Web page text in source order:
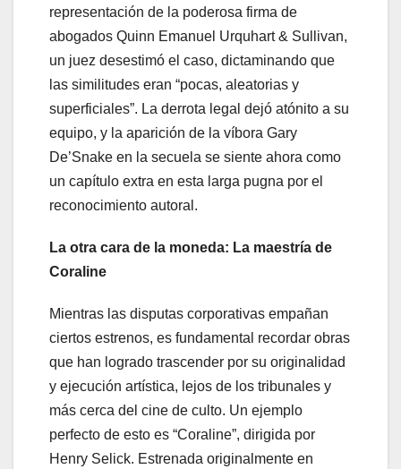
representación de la poderosa firma de
abogados Quinn Emanuel Urquhart & Sullivan,
un juez desestimó el caso, dictaminando que
las similitudes eran “pocas, aleatorias y
superficiales”. La derrota legal dejó atónito a su
equipo, y la aparición de la víbora Gary
De’Snake en la secuela se siente ahora como
un capítulo extra en esta larga pugna por el
reconocimiento autoral.
La otra cara de la moneda: La maestría de
Coraline
Mientras las disputas corporativas empañan
ciertos estrenos, es fundamental recordar obras
que han logrado trascender por su originalidad
y ejecución artística, lejos de los tribunales y
más cerca del cine de culto. Un ejemplo
perfecto de esto es “Coraline”, dirigida por
Henry Selick. Estrenada originalmente en